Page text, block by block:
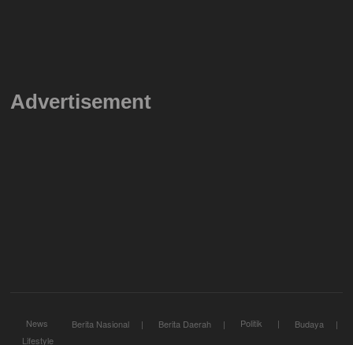
Advertisement
News Berita Nasional Berita Daerah Politik
Budaya
Lifestyle